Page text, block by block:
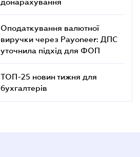
Оподаткування валютної
виручки через Payoneer: ДПС
уточнила підхід для ФОП
ТОП-25 новин тижня для
бухгалтерів